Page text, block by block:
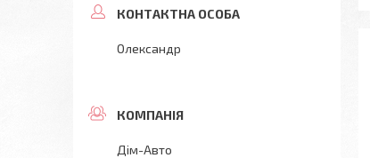
Олександр
Дім-Авто